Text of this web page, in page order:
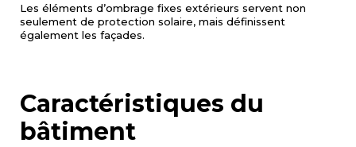
Les éléments d’ombrage fixes extérieurs servent non
seulement de protection solaire, mais définissent
également les façades.
Caractéristiques du
bâtiment